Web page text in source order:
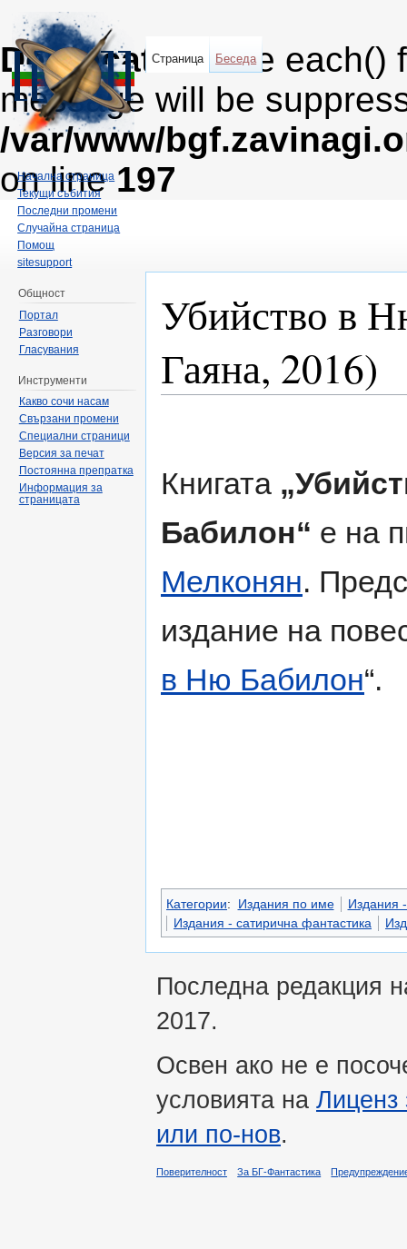
Deprecated: The each()
message will be
/var/www/
on line197
Убийство в
Гаяна, 2016)
Книгата
Бабилон“ е на
Мелконян.
издание на
в Ню Бабилон“.
Категории: Издания по име
Издания
Издания - сатирична фантастика
Страница Беседа
Начална страница
Текущи събития
Последни промени
Случайна страница
Помощ
sitesupport
Общност
Портал
Разговори
Гласувания
Инструменти
Какво сочи насам
Свързани промени
Специални страници
Версия за печат
Постоянна препратка
Информация за
страницата
Последна редакция
2017.
Освен ако не е
условията на Лиценз
или по-нов.
Поверителност За БГ-Фантастика